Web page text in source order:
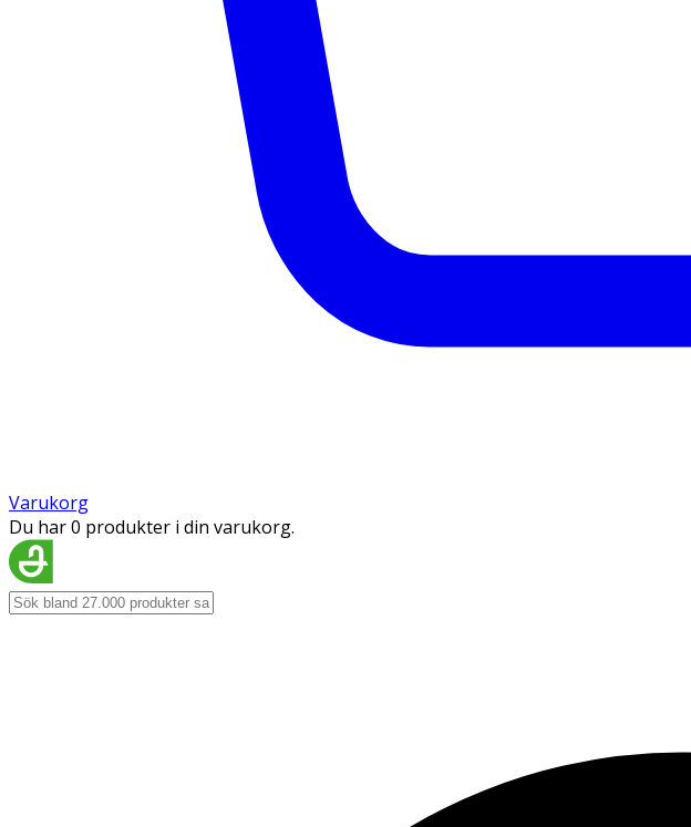
Varukorg
Du har 0 produkter i din varukorg.